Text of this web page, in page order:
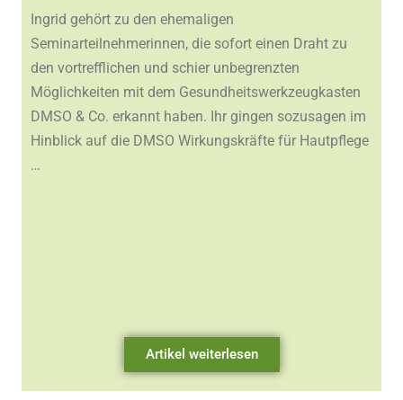
Ingrid gehört zu den ehemaligen
Seminarteilnehmerinnen, die sofort einen Draht zu
den vortrefflichen und schier unbegrenzten
Möglichkeiten mit dem Gesundheitswerkzeugkasten
DMSO & Co. erkannt haben. Ihr gingen sozusagen im
Hinblick auf die DMSO Wirkungskräfte für Hautpflege
…
Artikel weiterlesen